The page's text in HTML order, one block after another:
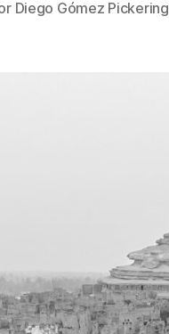
Diego Gómez Pickering